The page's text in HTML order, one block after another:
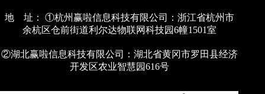
地 址： ①杭州赢啦信息科技有限公司：浙江省杭州市
余杭区仓前街道利尔达物联网科技园6幢1501室
②湖北赢啦信息科技有限公司：湖北省黄冈市罗田县经济
开发区农业智慧园616号